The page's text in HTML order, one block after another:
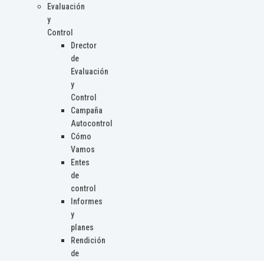
Evaluación
y
Control
Drector
de
Evaluación
y
Control
Campaña
Autocontrol
Cómo
Vamos
Entes
de
control
Informes
y
planes
Rendición
de